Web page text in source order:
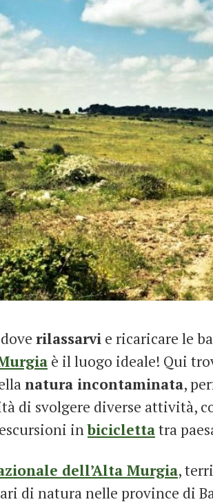
rilassarvi e ricaricare le
è il luogo ideale! Qui
natura incontaminata,
di svolgere diverse attività,
inbiciclettatra
dell’Alta Murgia,
di natura nelle province di